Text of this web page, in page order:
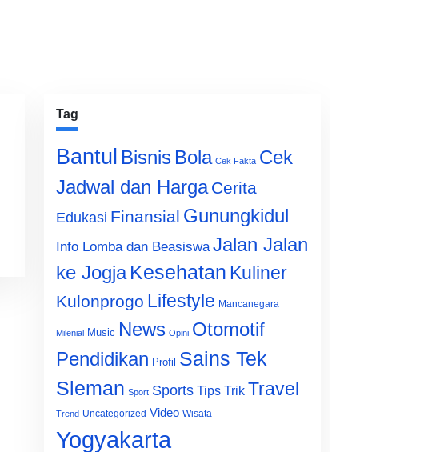
Tag
Bantul Bisnis Bola Cek Fakta Cek
Jadwal dan Harga Cerita
Edukasi Finansial Gunungkidul
Info Lomba dan Beasiswa Jalan Jalan
ke Jogja Kesehatan Kuliner
Kulonprogo Lifestyle Mancanegara
Milenial Music News Opini Otomotif
Pendidikan Profil Sains Tek
Sleman Sport Sports Tips Trik Travel
Trend Uncategorized Video Wisata
Yogyakarta